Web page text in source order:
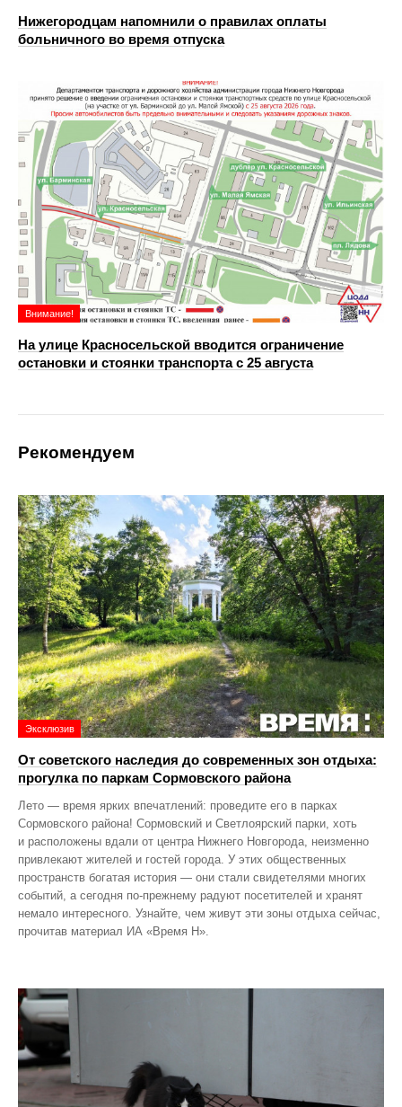
Нижегородцам напомнили о правилах оплаты
больничного во время отпуска
Внимание!
На улице Красносельской вводится ограничение
остановки и стоянки транспорта с 25 августа
Рекомендуем
Эксклюзив
От советского наследия до современных зон отдыха:
прогулка по паркам Сормовского района
Лето — время ярких впечатлений: проведите его в парках
Сормовского района! Сормовский и Светлоярский парки, хоть
и расположены вдали от центра Нижнего Новгорода, неизменно
привлекают жителей и гостей города. У этих общественных
пространств богатая история — они стали свидетелями многих
событий, а сегодня по‑прежнему радуют посетителей и хранят
немало интересного. Узнайте, чем живут эти зоны отдыха сейчас,
прочитав материал ИА «Время Н».